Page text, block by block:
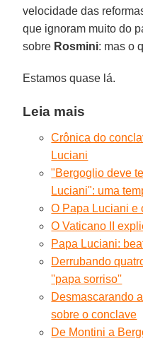
velocidade das
que ignoram muito do
sobre Rosmini: mas o
Estamos quase lá.
Leia mais
Crônica do
Luciani
"Bergoglio deve
Luciani": uma
O Papa Luciani e
O Vaticano II
Papa Luciani:
Derrubando
''papa sorriso''
Desmascarando
sobre o conclave
De Montini a